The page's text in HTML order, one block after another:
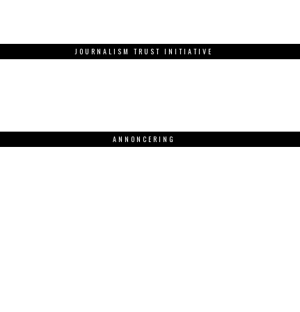
JOURNALISM TRUST INITIATIVE
ANNONCERING